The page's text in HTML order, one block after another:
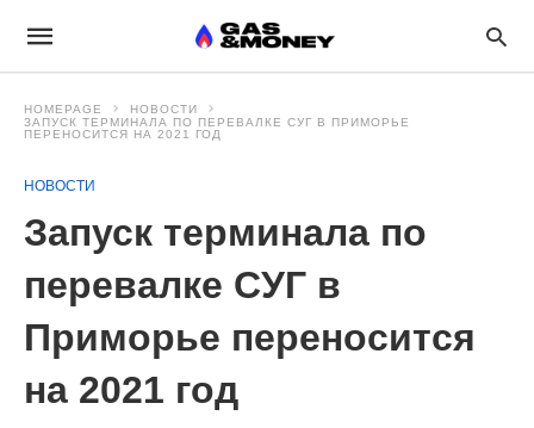
HOMEPAGE
НОВОСТИ
ЗАПУСК ТЕРМИНАЛА ПО ПЕРЕВАЛКЕ СУГ В ПРИМОРЬЕ
ПЕРЕНОСИТСЯ НА 2021 ГОД
НОВОСТИ
Запуск терминала по
перевалке СУГ в
Приморье переносится
на 2021 год